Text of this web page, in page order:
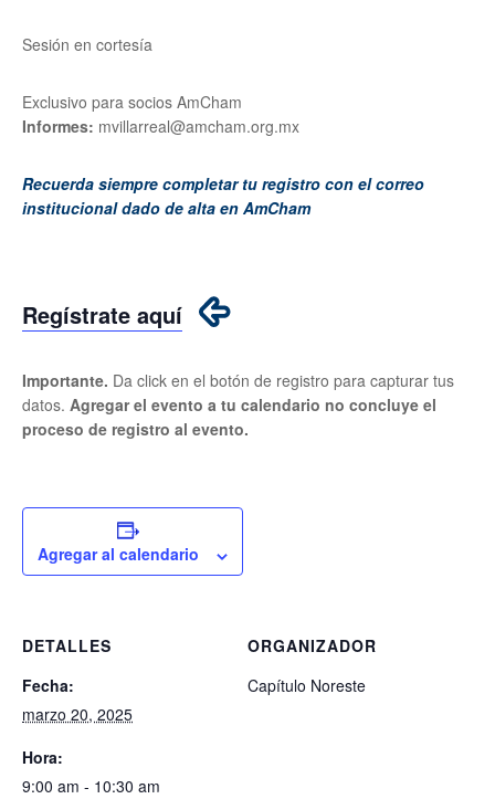
Sesión en cortesía
Exclusivo para socios AmCham
Informes: mvillarreal@amcham.org.mx
Recuerda siempre completar tu registro con el correo
institucional dado de alta en AmCham
Regístrate aquí
Importante. Da click en el botón de registro para capturar tus
datos. Agregar el evento a tu calendario no concluye el
proceso de registro al evento.
Agregar al calendario
DETALLES
Fecha:
marzo 20, 2025
Hora:
9:00 am - 10:30 am
ORGANIZADOR
Capítulo Noreste